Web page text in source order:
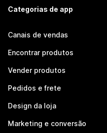
Categorias de app
Canais de vendas
Encontrar produtos
Vender produtos
Pedidos e frete
Design da loja
Marketing e conversão